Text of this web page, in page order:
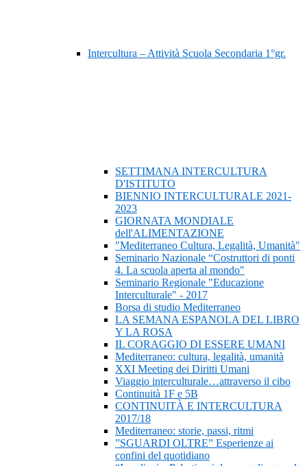
Intercultura – Attività Scuola Secondaria 1°gr.
SETTIMANA INTERCULTURA
D'ISTITUTO
BIENNIO INTERCULTURALE 2021-
2023
GIORNATA MONDIALE
dell'ALIMENTAZIONE
"Mediterraneo Cultura, Legalità, Umanità"
Seminario Nazionale “Costruttori di ponti
4. La scuola aperta al mondo"
Seminario Regionale "Educazione
Interculturale" - 2017
Borsa di studio Mediterraneo
LA SEMANA ESPANOLA DEL LIBRO
Y LA ROSA
IL CORAGGIO DI ESSERE UMANI
Mediterraneo: cultura, legalità, umanità
XXI Meeting dei Diritti Umani
Viaggio interculturale…attraverso il cibo
Continuità 1F e 5B
CONTINUITÀ E INTERCULTURA
2017/18
Mediterraneo: storie, passi, ritmi
”SGUARDI OLTRE” Esperienze ai
confini del quotidiano